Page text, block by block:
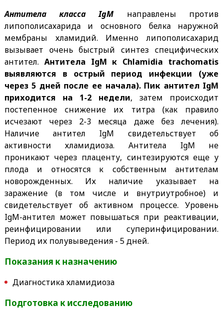
Антитела класса IgМ направлены против
липополисахарида и основного белка наружной
мембраны хламидий. Именно липополисахарид
вызывает очень быстрый синтез специфических
антител. Антитела IgМ к Chlamidia trachomatis
выявляются в острый период инфекции (уже
через 5 дней после ее начала). Пик антител IgМ
приходится на 1-2 недели, затем происходит
постепенное снижение их титра (как правило
исчезают через 2-3 месяца даже без лечения).
Наличие антител IgМ свидетельствует об
активности хламидиоза. Антитела IgM не
проникают через плаценту, синтезируются еще у
плода и относятся к собственным антителам
новорожденных. Их наличие указывает на
заражение (в том числе и внутриутробное) и
свидетельствует об активном процессе. Уровень
IgM-антител может повышаться при реактивации,
реинфицировании или суперинфицировании.
Период их полувыведения - 5 дней.
Показания к назначению
Диагностика хламидиоза
Подготовка к исследованию